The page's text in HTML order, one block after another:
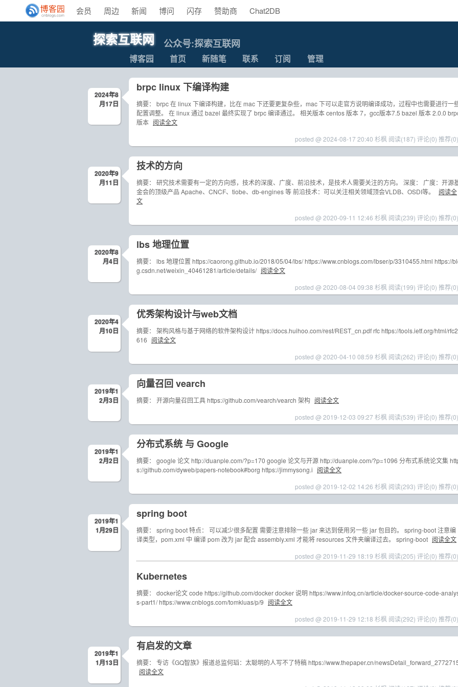
会员 周边 新闻 博问 闪存 赞助商 Chat2DB
探索互联网 公众号:探索互联网
博客园 首页 新随笔 联系 订阅 管理
2024年8
月17日
brpc linux 下编译构建
摘要： brpc 在 linux 下编译构建，比在 mac 下还要更复杂些，mac 下可以走官方说明编译成功，过程中也需要进行一
配置调整。 在 linux 通过 bazel 最终实现了 brpc 编译通过。 相关版本 centos 版本 7，gcc版本7.5 bazel 版本 2.0.0
版本 阅读全文
posted @ 2024-08-17 20:40 杉枫 阅读(187) 评论(0) 推荐(0)
2020年9
月11日
技术的方向
摘要： 研究技术需要有一定的方向感，技术的深度、广度、前沿技术，是技术人需要关注的方向。 深度： 广度：开源
金会的顶级产品 Apache、CNCF、tiobe、db-engines 等 前沿技术：可以关注相关领域顶会VLDB、OSDI等。
阅读全
文
posted @ 2020-09-11 12:46 杉枫 阅读(239) 评论(0) 推荐(0)
2020年8
月4日
lbs 地理位置
摘要： lbs 地理位置 https://caorong.github.io/2018/05/04/lbs/ https://www.cnblogs.com/lbser/p/3310455.html https://
g.csdn.net/weixin_40461281/article/details/ 阅读全文
posted @ 2020-08-04 09:38 杉枫 阅读(199) 评论(0) 推荐(0)
2020年4
月10日
优秀架构设计与web文档
摘要： 架构风格与基于网络的软件架构设计 https://docs.huihoo.com/rest/REST_cn.pdf rfc https://tools.ietf.org/html/rfc2
616 阅读全文
posted @ 2020-04-10 08:59 杉枫 阅读(262) 评论(0) 推荐(0)
2019年1
2月3日
向量召回 vearch
摘要： 开源向量召回工具 https://github.com/vearch/vearch 架构 阅读全文
posted @ 2019-12-03 09:27 杉枫 阅读(539) 评论(0) 推荐(0)
2019年1
2月2日
分布式系统 与 Google
摘要： google 论文 http://duanple.com/?p=170 google 论文与开源 http://duanple.com/?p=1096 分布式系统论文集
s://github.com/dyweb/papers-notebook#borg https://jimmysong.i 阅读全文
posted @ 2019-12-02 14:26 杉枫 阅读(293) 评论(0) 推荐(0)
2019年1
1月29日
spring boot
摘要： spring boot 特点： 可以减少很多配置 需要注意排除一些 jar 来达到使用另一些 jar 包目的。 spring-boot 注意编
译类型，pom.xml 中 编译 pom 改为 jar 配合 assembly.xml 才能将 resources 文件夹编译过去。 spring-boot 阅读全文
posted @ 2019-11-29 18:19 杉枫 阅读(205) 评论(0) 推荐(0)
Kubernetes
摘要： docker论文 code https://github.com/docker docker 说明 https://www.infoq.cn/article/docker-source-code-
s-part1/ https://www.cnblogs.com/tomkluas/p/9 阅读全文
posted @ 2019-11-29 12:18 杉枫 阅读(292) 评论(0) 推荐(0)
2019年1
1月13日
有启发的文章
摘要： 专访《GQ智族》报道总监何瑫：太聪明的人写不了特稿 https://www.thepaper.cn/
阅读全文